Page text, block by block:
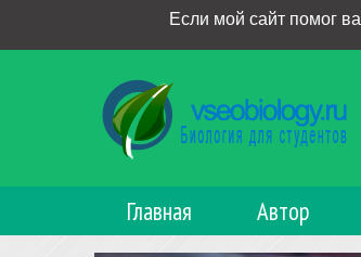
Если мой сайт помог
Главная Автор